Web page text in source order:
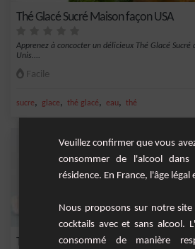
Thé Glacé Sucré Maison façon USA
Apprenez à concocter un délicieux Thé Glacé Sucré
Unis....
Facile
sucre, glace, thé glacé, eau, thé
Thé Glacé au Gin Pétillant
Veuillez confirmer que vous
consommer de l'alcool
résidence. En France, l'âge légal
Nous proposons sur notre site
cocktails avec et sans alcool.
consommé de manière